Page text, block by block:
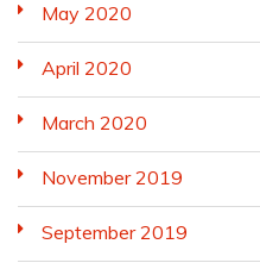
May 2020
April 2020
March 2020
November 2019
September 2019